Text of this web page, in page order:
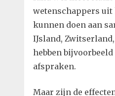
wetenschappers uit
kunnen doen aan
IJsland,
hebben
afspraken.
Maar zijn de